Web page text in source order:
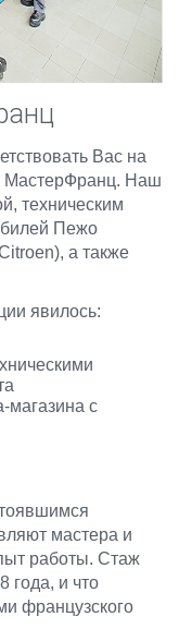
Вас на
МастерФранц. Наш
техническим
Пежо
а также
явилось:
магазина с
мастера и
работы. Стаж
года, и что
французского